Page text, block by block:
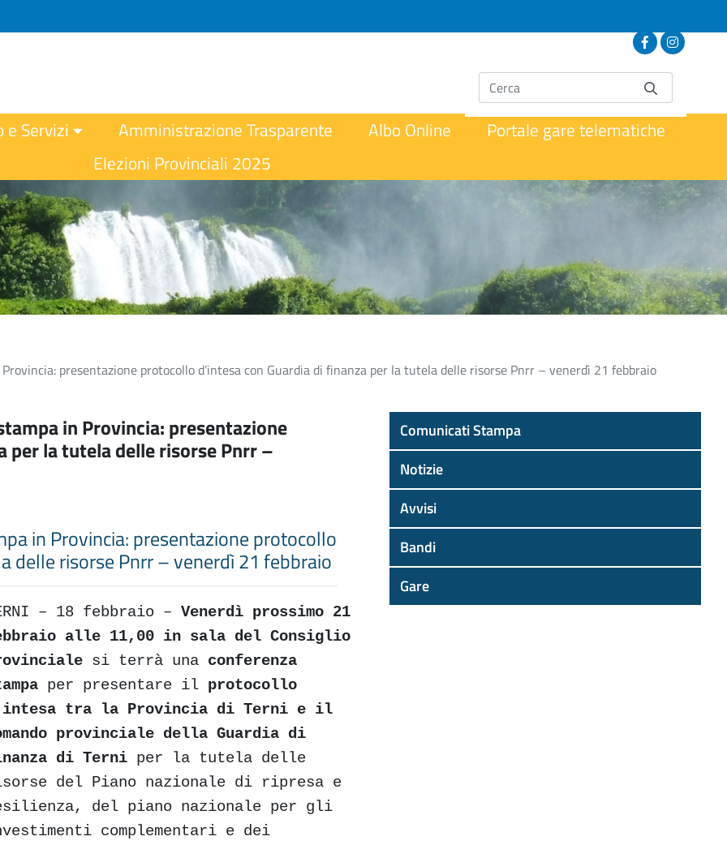
e Servizi Amministrazione Trasparente Albo Online
Portale gare telematiche
Elezioni Provinciali 2025
presentazione protocollo d’intesa con Guardia di finanza per la tutela delle risorse Pnrr – venerdì 21 febbraio
in Provincia: presentazione
per la tutela delle risorse Pnrr –
in Provincia: presentazione protocollo
delle risorse Pnrr – venerdì 21 febbraio
– 18 febbraio – Venerdì prossimo 21
alle 11,00 in sala del Consiglio
si terrà una conferenza
per presentare il protocollo
tra la Provincia di Terni e il
provinciale della Guardia di
di Terni per la tutela delle
del Piano nazionale di ripresa e
del piano nazionale per gli
complementari e dei
Comunicati Stampa
Notizie
Avvisi
Bandi
Gare